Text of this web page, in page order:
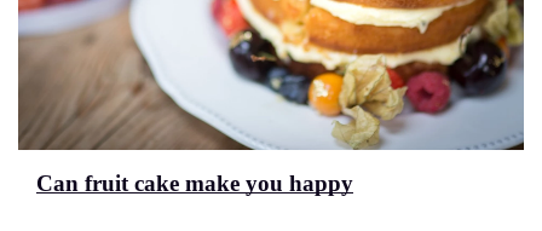
Can fruit cake make you happy